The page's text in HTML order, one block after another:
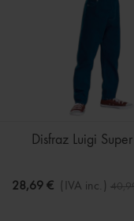
Disfraz Luigi
28,69 € (IVA inc.)